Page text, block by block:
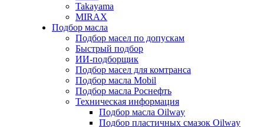
Takayama
MIRAX
Подбор масла
Подбор масел по допускам
Быстрый подбор
ИИ-подборщик
Подбор масел для комтранса
Подбор масла Mobil
Подбор масла Роснефть
Техническая информация
Подбор масла Oilway
Подбор пластичных смазок Oilway